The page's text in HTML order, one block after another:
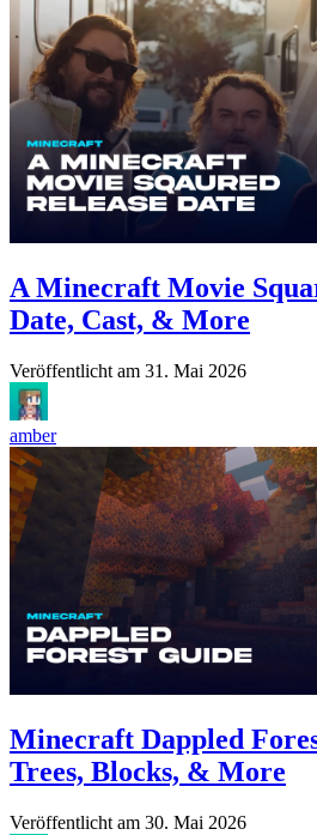
A Minecraft Movie
Date, Cast, & More
Veröffentlicht am 31. Mai 2026
amber
Minecraft Dappled
Trees, Blocks, & More
Veröffentlicht am 30. Mai 2026